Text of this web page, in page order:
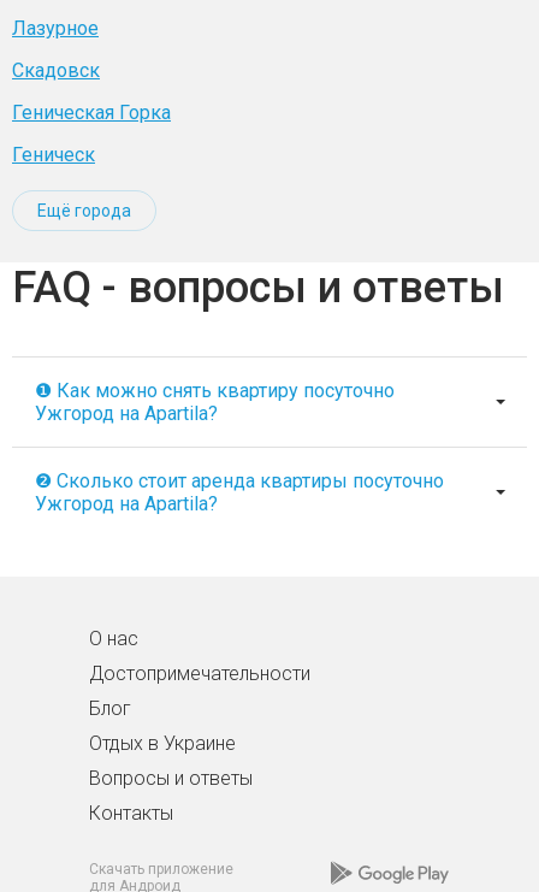
Лазурное
Скадовск
Геническая Горка
Геническ
Ещё города
FAQ - вопросы и ответы
❶ Как можно снять квартиру посуточно
Ужгород на Apartila?
❷ Сколько стоит аренда квартиры посуточно
Ужгород на Apartila?
О нас
Достопримечательности
Блог
Отдых в Украине
Вопросы и ответы
Контакты
Скачать приложение
для Андроид